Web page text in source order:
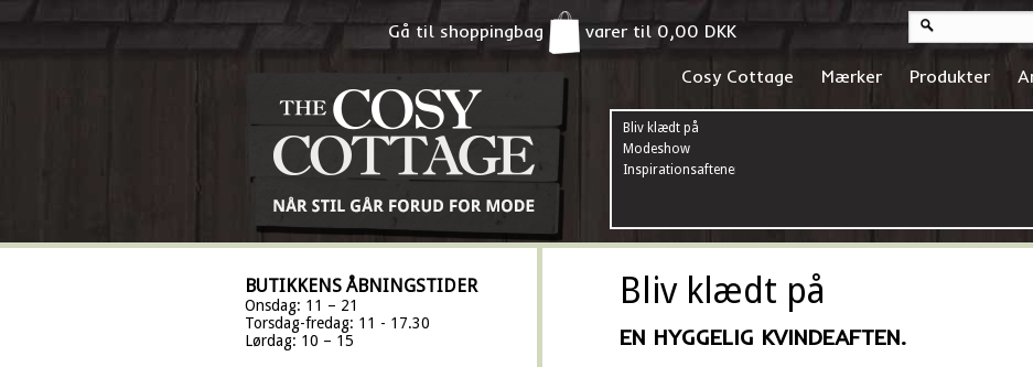
Gå til shoppingbag varer til0,00 DKK
Cosy Cottage Mærker Produkter
Bliv klædt på
Modeshow
Inspirationsaftener
BUTIKKENS ÅBNINGSTIDER
Onsdag: 11 – 21
Torsdag-fredag: 11 - 17.30
Lørdag: 10 – 15
Bliv klædt på
EN HYGGELIG KVINDEAFTEN.